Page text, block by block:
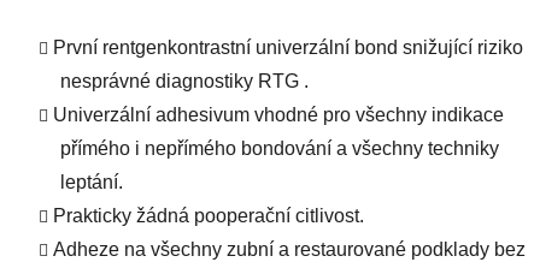
První rentgenkontrastní univerzální bond snižující riziko
nesprávné diagnostiky RTG .
Univerzální adhesivum vhodné pro všechny indikace
přímého i nepřímého bondování a všechny techniky
leptání.
Prakticky žádná pooperační citlivost.
Adheze na všechny zubní a restaurované podklady bez